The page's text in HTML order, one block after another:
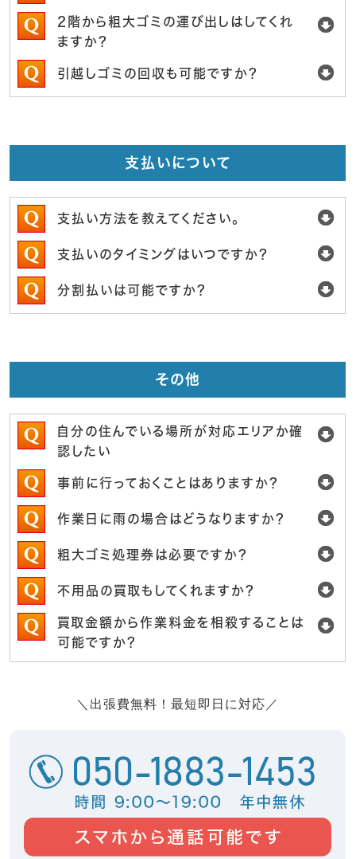
2階から粗大ゴミの運び出しはしてくれ
ますか？
引越しゴミの回収も可能ですか？
支払いについて
支払い方法を教えてください。
支払いのタイミングはいつですか？
分割払いは可能ですか？
その他
自分の住んでいる場所が対応エリアか確
認したい
事前に行っておくことはありますか？
作業日に雨の場合はどうなりますか？
粗大ゴミ処理券は必要ですか？
不用品の買取もしてくれますか？
買取金額から作業料金を相殺することは
可能ですか？
＼出張費無料！最短即日に対応／